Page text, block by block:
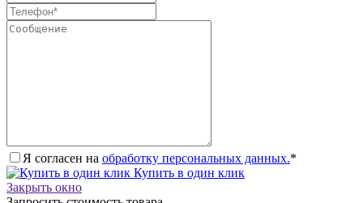
Я согласен на обработку персональных данных.*
Купить в один клик
Закрыть окно